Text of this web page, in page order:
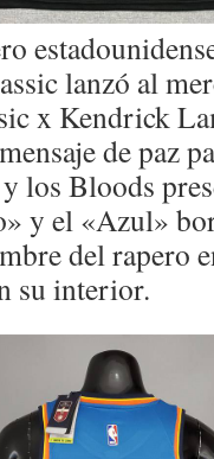
lanzó al
x Kendrick
de paz
los Bloods
y el «Azul»
del rapero
su interior.